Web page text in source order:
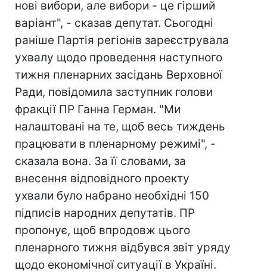
нові вибори, але вибори - це гірший
варіант", - сказав депутат. Cьогодні
раніше Партія регіонів зареєструвала
ухвалу щодо проведення наступного
тижня пленарних засідань Верховної
Ради, повідомила заступник голови
фракції ПР Ганна Герман. "Ми
налаштовані на те, щоб весь тиждень
працювати в пленарному режимі", -
сказала вона. За її словами, за
внесення відповідного проекту
ухвали було набрано необхідні 150
підписів народних депутатів. ПР
пропонує, щоб впродовж цього
пленарного тижня відбувся звіт уряду
щодо економічної ситуації в Україні.